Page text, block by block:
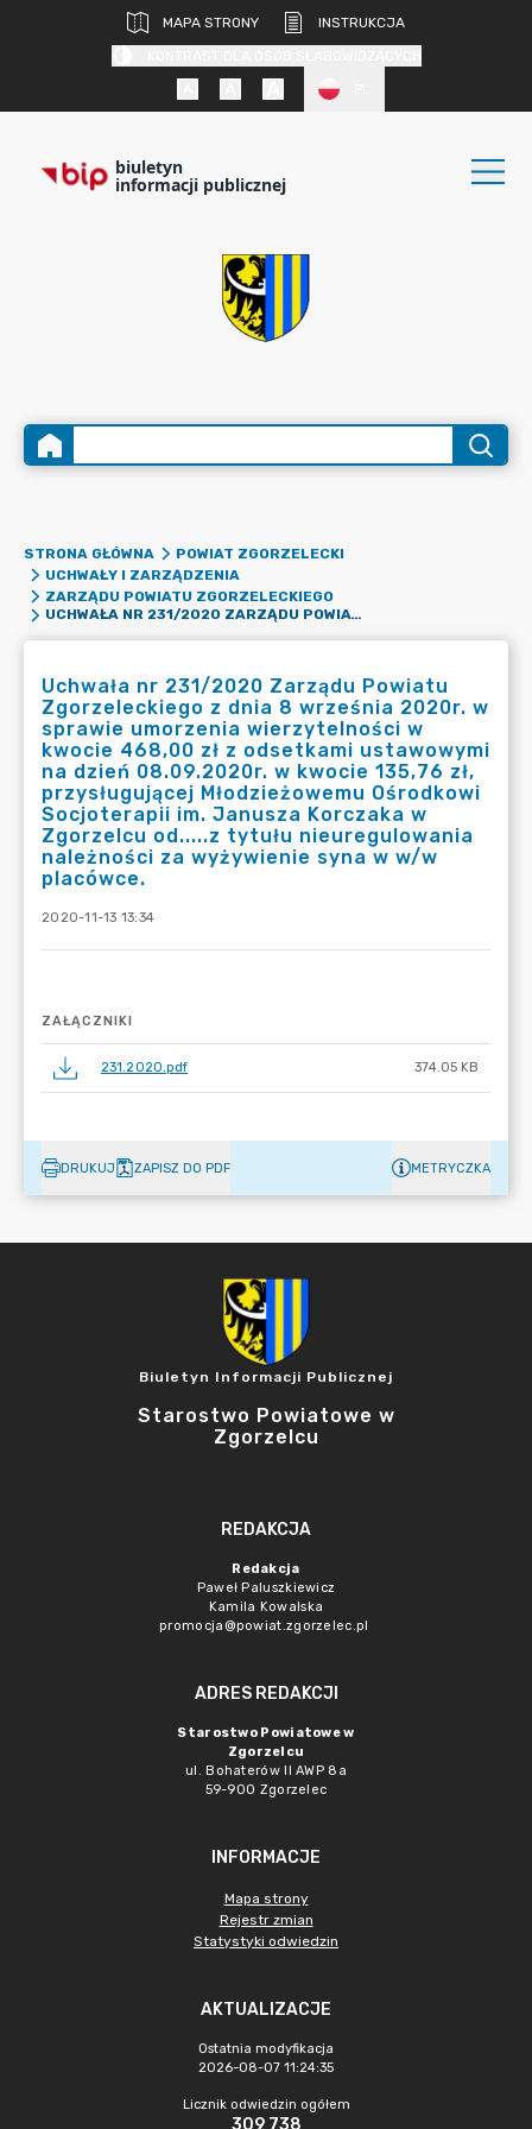
MAPA STRONY
INSTRUKCJA
biuletyn
informacji publicznej
STRONA GŁÓWNA
POWIAT ZGORZELECKI
UCHWAŁY I ZARZĄDZENIA
ZARZĄDU POWIATU ZGORZELECKIEGO
UCHWAŁA NR 231/2020 ZARZĄDU POWIATU ZGORZELECKIEGO Z DNIA 8 WRZEŚNIA 2020R. W SPRAWIE UMORZENIA WIERZYTELNOŚCI W KWOCIE 468,00 ZŁ Z ODSETKAMI USTAWOWYMI NA DZIEŃ 08.09.2020R. W KWOCIE 135,76 ZŁ, PRZYSŁUGUJĄCEJ MŁODZIEŻOWEMU OŚRODKOWI SOCJOTERAPII IM. JANUSZA KORCZAKA W ZGORZELCU OD.....Z TYTUŁU NIEUREGULOWANIA NALEŻNOŚCI ZA WYŻYWIENIE SYNA W W/W PLACÓWCE.
Uchwała nr 231/2020 Zarządu Powiatu
Zgorzeleckiego z dnia 8 września 2020r. w
sprawie umorzenia wierzytelności w
kwocie 468,00 zł z odsetkami ustawowymi
na dzień 08.09.2020r. w kwocie 135,76 zł,
przysługującej Młodzieżowemu Ośrodkowi
Socjoterapii im. Janusza Korczaka w
Zgorzelcu od.....z tytułu nieuregulowania
należności za wyżywienie syna w w/w
placówce.
2020-11-13 13:34
ZAŁĄCZNIKI
231.2020.pdf 374.05 KB
DRUKUJ ZAPISZ DO PDF METRYCZKA
Biuletyn Informacji Publicznej
Starostwo Powiatowe w
Zgorzelcu
REDAKCJA
Redakcja
Paweł Paluszkiewicz
Kamila Kowalska
promocja@powiat.zgorzelec.pl
ADRES REDAKCJI
Starostwo Powiatowe w
Zgorzelcu
ul. Bohaterów II AWP 8a
59-900 Zgorzelec
INFORMACJE
Mapa strony
Rejestr zmian
Statystyki odwiedzin
AKTUALIZACJE
Ostatnia modyfikacja
2026-08-07 11:24:35
Licznik odwiedzin ogółem
309 738